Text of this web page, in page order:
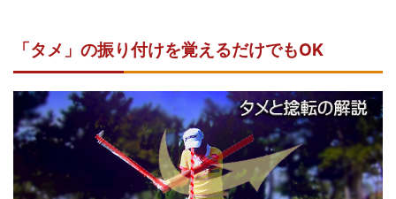
「タメ」の振り付けを覚えるだけでもOK